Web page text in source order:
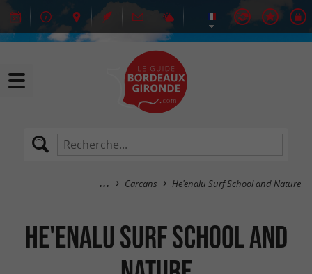
Carcans He'enalu Surf School and Nature
He'enalu Surf School and